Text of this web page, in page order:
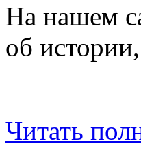
На нашем
об
Читать